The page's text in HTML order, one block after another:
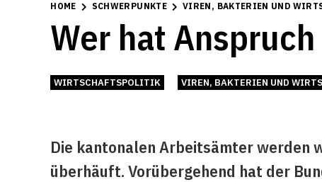
HOME SCHWERPUNKTE VIREN, BAKTERIEN UND
Wer hat
WIRTSCHAFTSPOLITIK VIREN, BAKTERIEN UND
Die kantonalen Arbeitsämter werden
überhäuft. Vorübergehend hat der